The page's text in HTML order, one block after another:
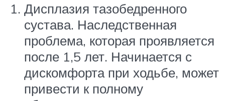
Дисплазия тазобедренного
сустава. Наследственная
проблема, которая проявляется
после 1,5 лет. Начинается с
дискомфорта при ходьбе, может
привести к полному